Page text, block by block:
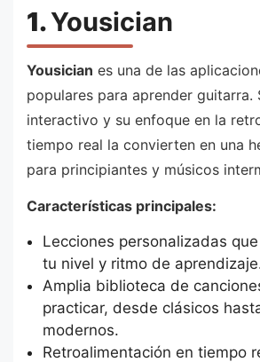
1.Yousician
Yousician es una de las
populares para aprender guitarra.
interactivo y su enfoque en la
tiempo real la convierten en una
para principiantes y músicos
Características principales:
Lecciones personalizadas
tu nivel y ritmo de
Amplia biblioteca de
practicar, desde clásicos
modernos.
Retroalimentación en tiempo